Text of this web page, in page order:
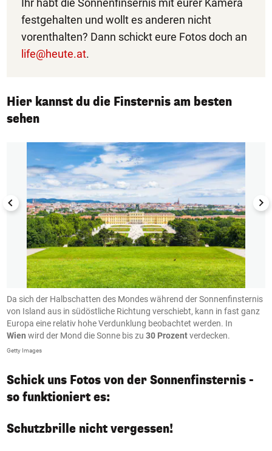
Ihr habt die Sonnenfinsernis mit eurer Kamera
festgehalten und wollt es anderen nicht
vorenthalten? Dann schickt eure Fotos doch an
life@heute.at.
Hier kannst du die Finsternis am besten
sehen1/5
Da sich der Halbschatten des Mondes während der Sonnenfinsternis
von Island aus in südöstliche Richtung verschiebt, kann in fast ganz
Europa eine relativ hohe Verdunklung beobachtet werden. In
Wien wird der Mond die Sonne bis zu 30 Prozentverdecken.
Getty Images
Schick uns Fotos von der Sonnenfinsternis -
so funktioniert es:
Schutzbrille nicht vergessen!